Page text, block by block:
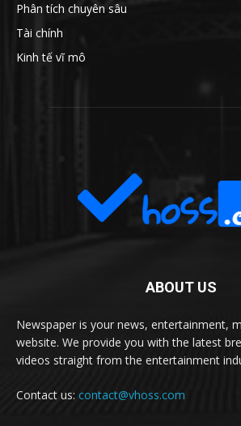
Phân tích chuyên sâu
Tài chính
Kinh tế vĩ mô
ABOUT US
Newspaper is your news, entertainment,
website. We provide you with the latest
videos straight from the entertainment
Contact us: contact@vhoss.com